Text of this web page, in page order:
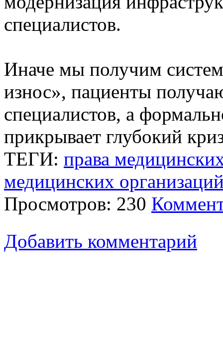
специалистов.
Иначе мы получим
износ», пациенты
специалистов, а
прикрывает глубокий
ТЕГИ: права
медицинских
Просмотров: 230
Добавить комментарий